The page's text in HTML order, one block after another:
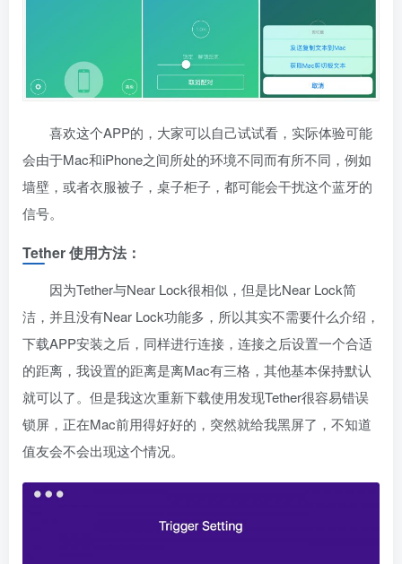
喜欢这个APP的，大家可以自己试试看，实际体验可能
会由于Mac和iPhone之间所处的环境不同而有所不同，例如
墙壁，或者衣服被子，桌子柜子，都可能会干扰这个蓝牙的
信号。
Tether 使用方法：
因为Tether与Near Lock很相似，但是比Near Lock简
洁，并且没有Near Lock功能多，所以其实不需要什么介绍，
下载APP安装之后，同样进行连接，连接之后设置一个合适
的距离，我设置的距离是离Mac有三格，其他基本保持默认
就可以了。但是我这次重新下载使用发现Tether很容易错误
锁屏，正在Mac前用得好好的，突然就给我黑屏了，不知道
值友会不会出现这个情况。